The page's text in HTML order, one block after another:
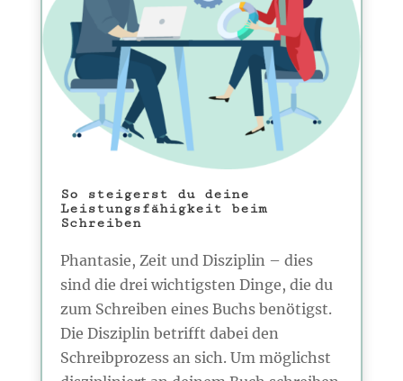
So steigerst du deine
Leistungsfähigkeit beim
Schreiben
Phantasie, Zeit und Disziplin – dies
sind die drei wichtigsten Dinge, die du
zum Schreiben eines Buchs benötigst.
Die Disziplin betrifft dabei den
Schreibprozess an sich. Um möglichst